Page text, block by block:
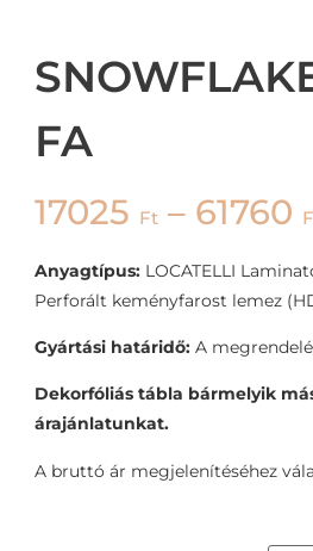
FA
17025 Ft – 61760
Anyagtípus:LOCATELLI
Perforált keményfarost lemez
Gyártási határidő:A
Dekorfóliás tábla bármelyik
árajánlatunkat.
A bruttó ár megjelenítéséhez